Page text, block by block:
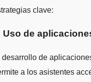
clave:
Uso de
desarrollo de
a los asistentes